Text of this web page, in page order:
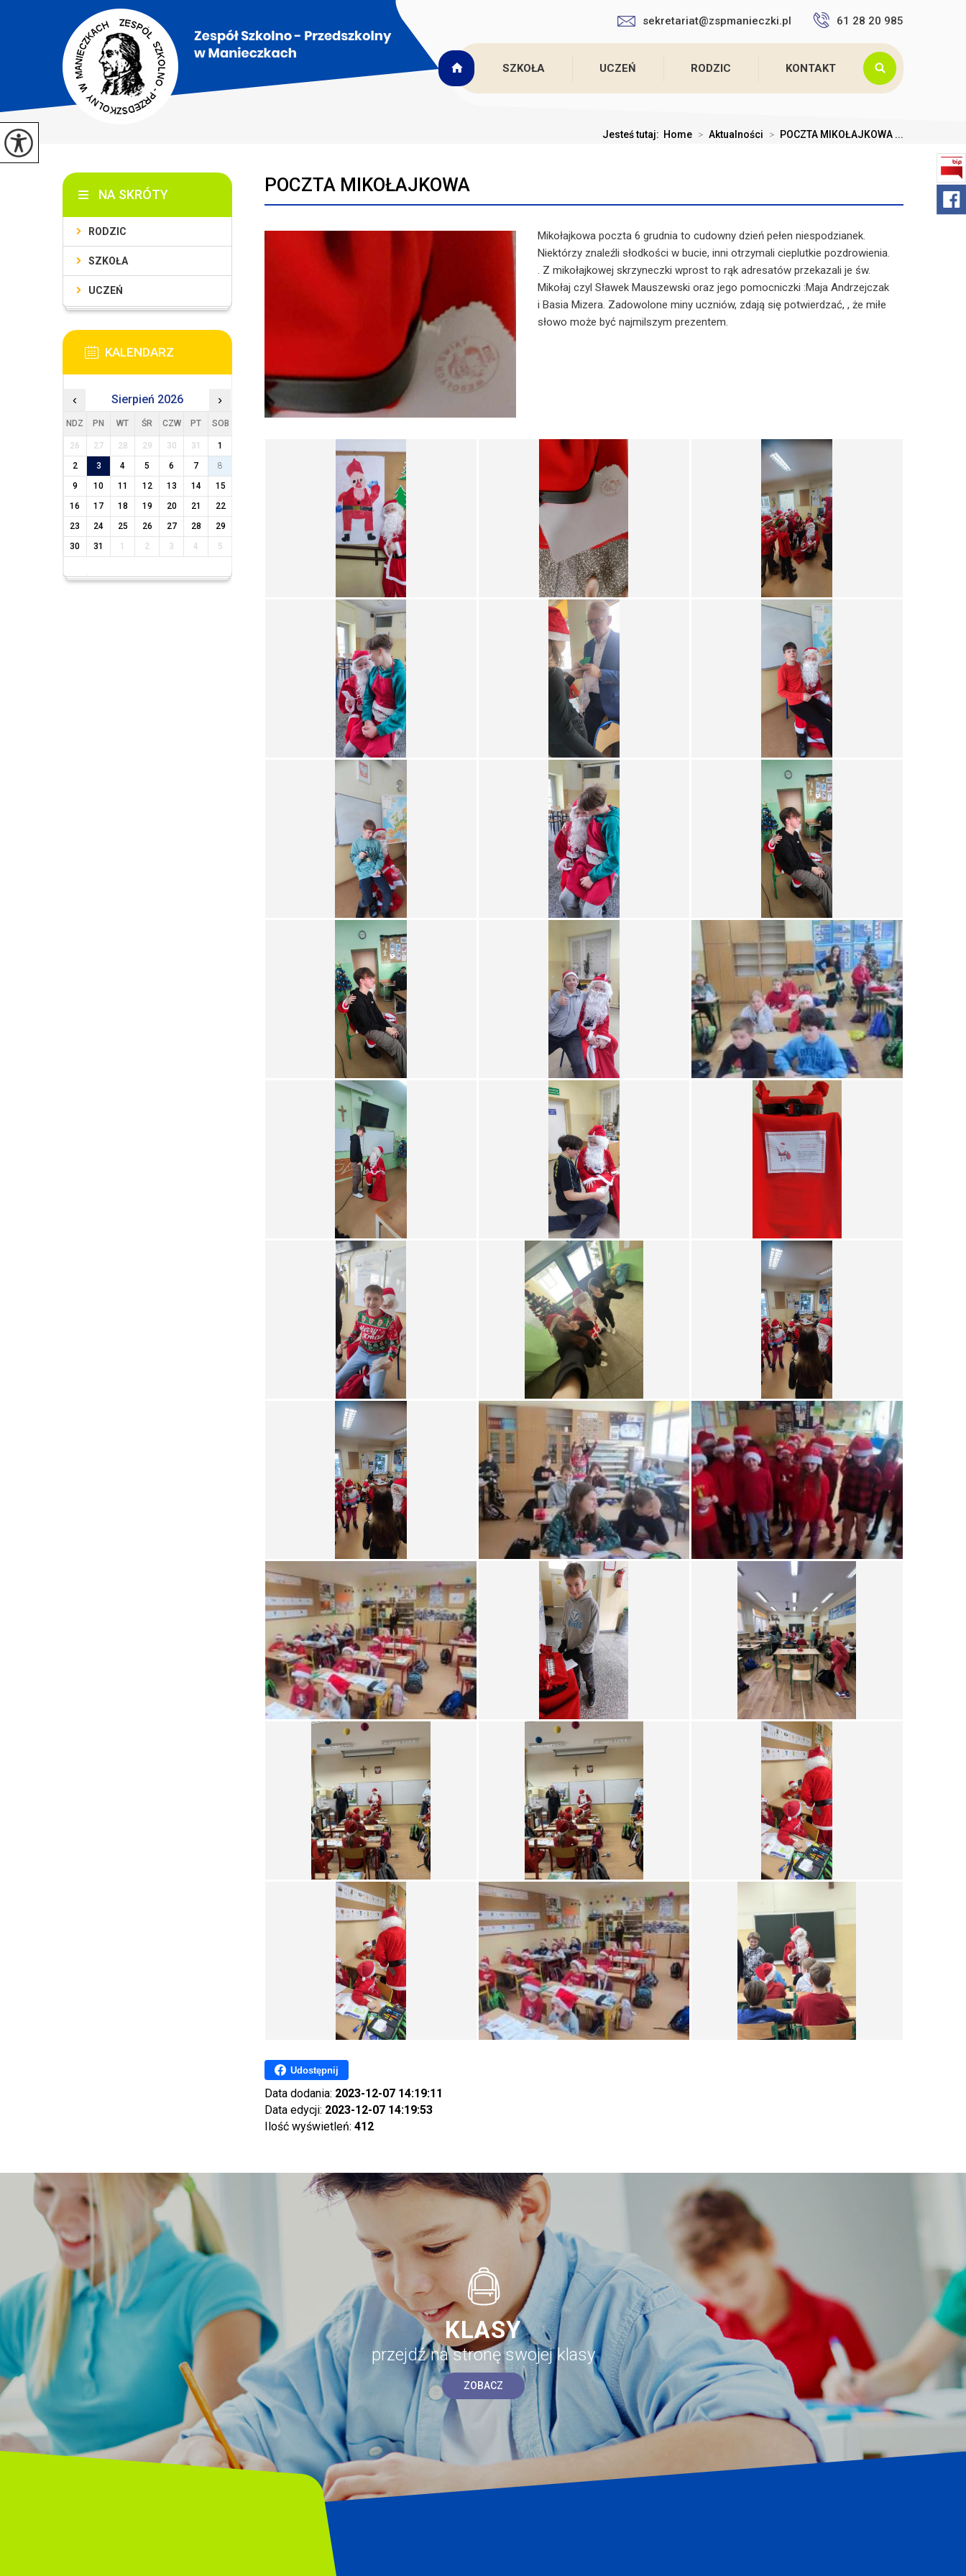
sekretariat@zspmanieczki.pl 61 28 20 985
SZKOŁA UCZEŃ RODZIC KONTAKT
Jesteś tutaj: Home > Aktualności > POCZTA MIKOŁAJKOWA ...
POCZTA MIKOŁAJKOWA
Mikołajkowa poczta 6 grudnia to cudowny dzień pełen niespodzianek.
Niektórzy znaleźli słodkości w bucie, inni otrzymali cieplutkie pozdrowienia.
. Z mikołajkowej skrzyneczki wprost to rąk adresatów przekazali je św.
Mikołaj czyl Sławek Mauszewski oraz jego pomocniczki :Maja Andrzejczak
i Basia Mizera. Zadowolone miny uczniów, zdają się potwierdzać, , że miłe
słowo może być najmilszym prezentem.
Udostępnij
Data dodania: 2023-12-07 14:19:11
Data edycji: 2023-12-07 14:19:53
Ilość wyświetleń: 412
NA SKRÓTY
RODZIC
SZKOŁA
UCZEŃ
KALENDARZ
‹ Sierpień 2026 ›
NDZ PN WT ŚR CZW PT SOB
26 27 28 29 30 31
1
2
3 4 5 6 7
8
9
10 11 12 13 14
15
16
17 18 19 20 21
22
23
24 25 26 27 28
29
30
31 1 2 3 4 5
KLASY
przejdź na stronę swojej klasy
ZOBACZ